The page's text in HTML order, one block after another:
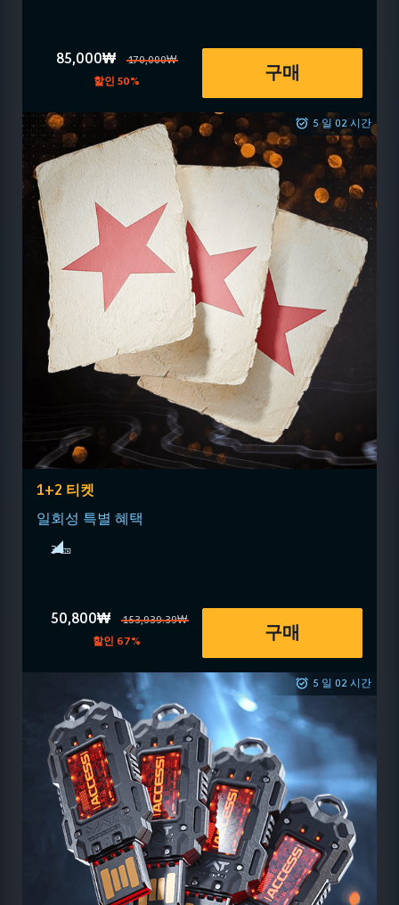
85,000₩
170,000₩
할인 50%
구매
5 일 02 시간
1+2 티켓
일회성 특별 혜택
3 🎫
50,800₩
153,939.39₩
할인 67%
구매
5 일 02 시간